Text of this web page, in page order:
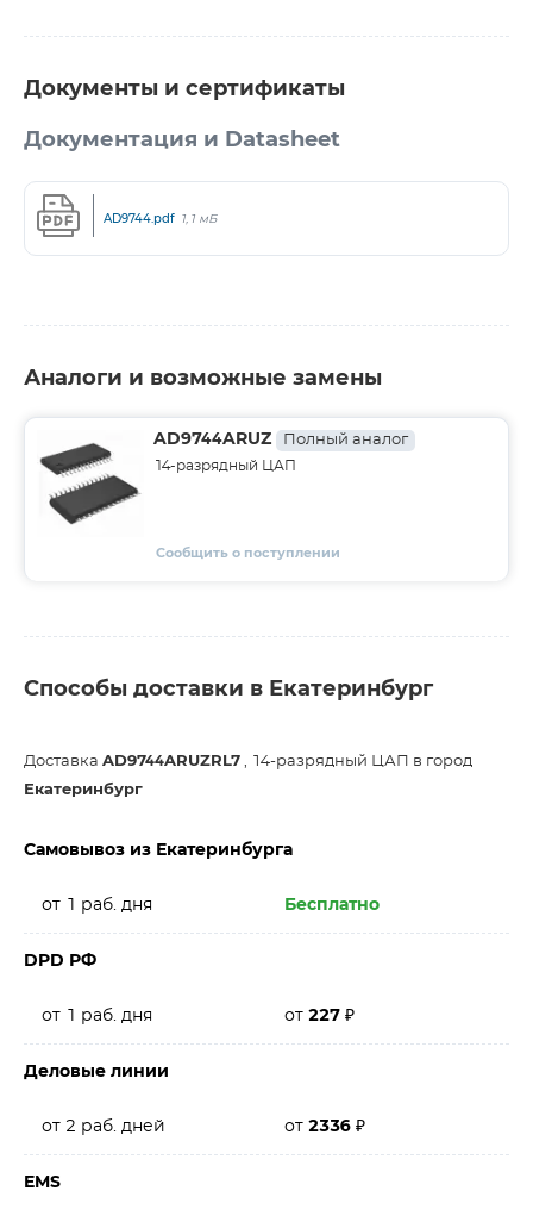
Документы и сертификаты
Документация и Datasheet
AD9744.pdf 1,1 мБ
Аналоги и возможные замены
AD9744ARUZ Полный аналог
14-разрядный ЦАП
Сообщить о поступлении
Способы доставки в Екатеринбург
Доставка AD9744ARUZRL7 , 14-разрядный ЦАП в город
Екатеринбург
Самовывоз из Екатеринбурга
от 1 раб. дня Бесплатно
DPD РФ
от 1 раб. дня от 227 ₽
Деловые линии
от 2 раб. дней от 2336 ₽
EMS